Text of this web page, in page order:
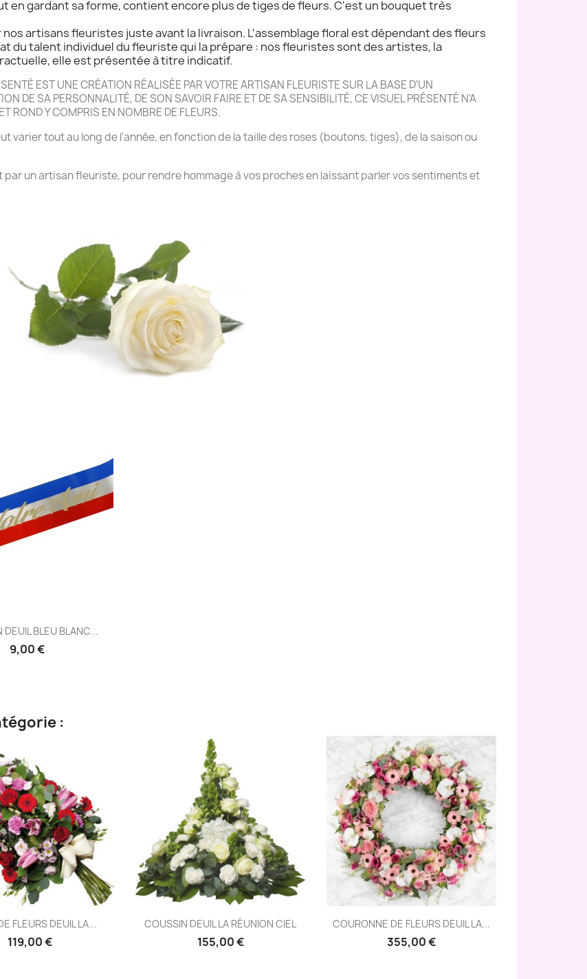
en gardant sa forme, contient encore plus de tiges de fleurs. C'est un bouquet très
artisans fleuristes juste avant la livraison. L'assemblage floral est dépendant des fleurs
du talent individuel du fleuriste qui la prépare : nos fleuristes sont des artistes, la
elle est présentée à titre indicatif.
EST UNE CRÉATION RÉALISÉE PAR VOTRE ARTISAN FLEURISTE SUR LA BASE D'UN
DE SA PERSONNALITÉ, DE SON SAVOIR FAIRE ET DE SA SENSIBILITÉ, CE VISUEL PRÉSENTÉ N'A
ROND Y COMPRIS EN NOMBRE DE FLEURS.
varier tout au long de l'année, en fonction de la taille des roses (boutons, tiges), de la saison ou
un artisan fleuriste, pour rendre hommage à vos proches en laissant parler vos sentiments et
rapide
DEUIL BLEU BLANC...
9,00 €
:
rapide
FLEURS DEUIL LA...
119,00 €
 Aperçu rapide
COUSSIN DEUIL LA RÉUNION CIEL
155,00 €
Aperçu rapide
COURONNE DE FLEURS DEUIL LA...
355,00 €